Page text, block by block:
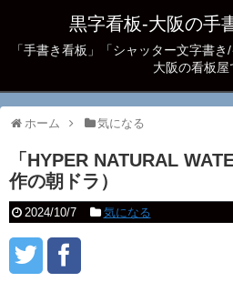
黒字看板‐大阪の手
「手書き看板」「シャッター文字書
大阪の看板屋
ホーム 気になる
「HYPER NATURAL
作の朝ドラ）
2024/10/7 気になる